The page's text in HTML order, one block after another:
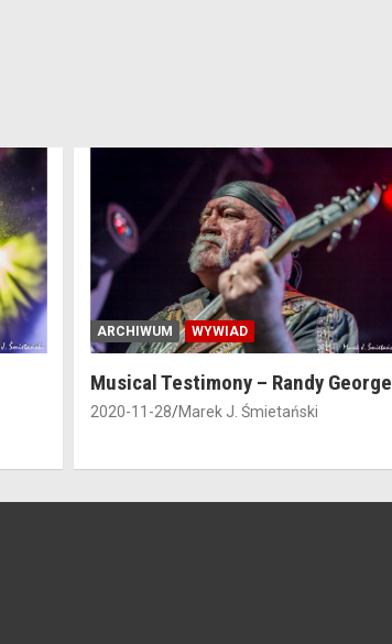
ARCHIWUM WYWIAD
Musical Testimony – Randy George
2020-11-28 Marek J. Śmietański